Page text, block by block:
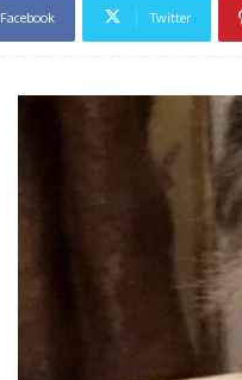
Facebook Twitter